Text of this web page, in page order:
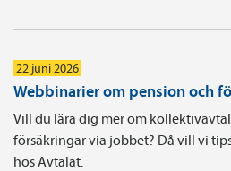
22 juni 2026
Webbinarier om pension och
Vill du lära dig mer om
försäkringar via jobbet? Då vill vi
hos Avtalat.